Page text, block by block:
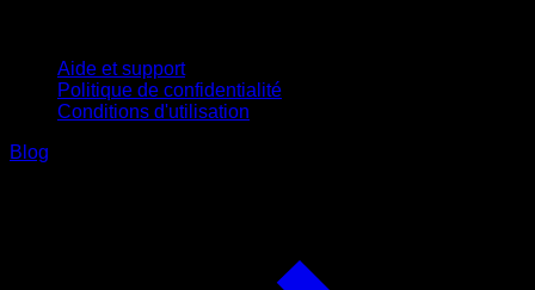
Aide et support
Politique de confidentialité
Conditions d'utilisation
Blog